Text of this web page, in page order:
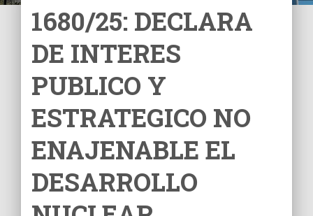
O
1680/25: DECLARA
DE INTERES
PUBLICO Y
ESTRATEGICO NO
ENAJENABLE EL
DESARROLLO